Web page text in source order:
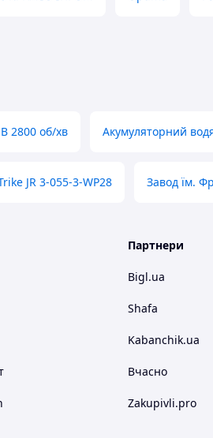
2800 об/хв Акумуляторний
JR 3-055-3-WP28 Завод їм.
Партнери
Bigl.ua
Shafa
Kabanchik.ua
Вчасно
Zakupivli.pro